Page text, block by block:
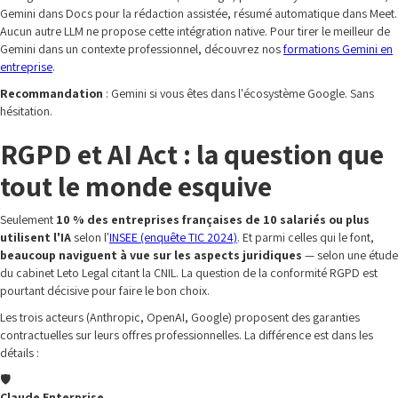
Gemini dans Docs pour la rédaction assistée, résumé automatique dans Meet.
Aucun autre LLM ne propose cette intégration native. Pour tirer le meilleur de
Gemini dans un contexte professionnel, découvrez nosformations Gemini en
entreprise.
Recommandation : Gemini si vous êtes dans l'écosystème Google. Sans
hésitation.
RGPD et AI Act : la question que
tout le monde esquive
Seulement 10 % des entreprises françaises de 10 salariés ou plus
utilisent l'IAselon l'INSEE (enquête TIC 2024). Et parmi celles qui le font,
beaucoup naviguent à vue sur les aspects juridiques — selon une étude
du cabinet Leto Legal citant la CNIL. La question de la conformité RGPD est
pourtant décisive pour faire le bon choix.
Les trois acteurs (Anthropic, OpenAI, Google) proposent des garanties
contractuelles sur leurs offres professionnelles. La différence est dans les
détails :
🛡️